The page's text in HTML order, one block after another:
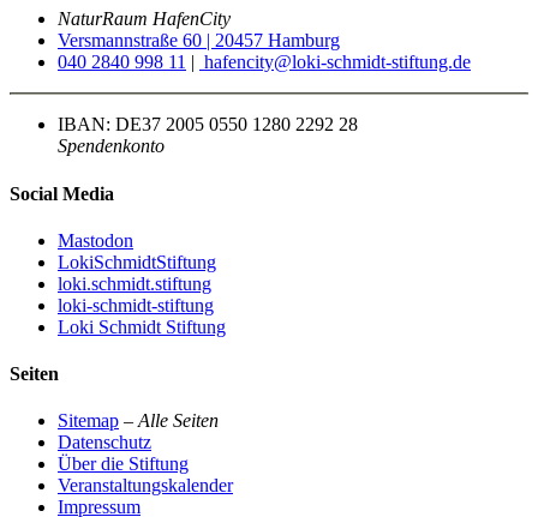
NaturRaum HafenCity
Versmannstraße 60 | 20457 Hamburg
040 2840 998 11 | hafencity@loki-schmidt-stiftung.de
IBAN: DE37 2005 0550 1280 2292 28
Spendenkonto
Social Media
Mastodon
LokiSchmidtStiftung
loki.schmidt.stiftung
loki-schmidt-stiftung
Loki Schmidt Stiftung
Seiten
Sitemap –Alle Seiten
Datenschutz
Über die Stiftung
Veranstaltungskalender
Impressum